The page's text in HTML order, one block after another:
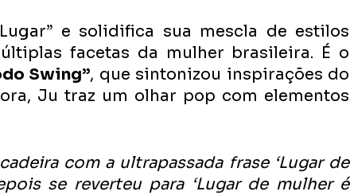
e solidifica sua mescla de estilos
facetas da mulher brasileira. É o
Swing”, que sintonizou inspirações do
Ju traz um olhar pop com elementos
com a ultrapassada frase ‘Lugar de
se reverteu para ‘Lugar de mulher é